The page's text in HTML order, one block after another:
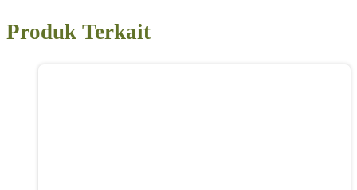
Produk Terkait